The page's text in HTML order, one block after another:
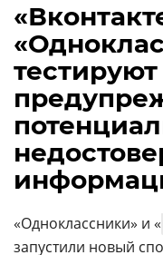
тестируют
«Одноклассники» и «
запустили новый